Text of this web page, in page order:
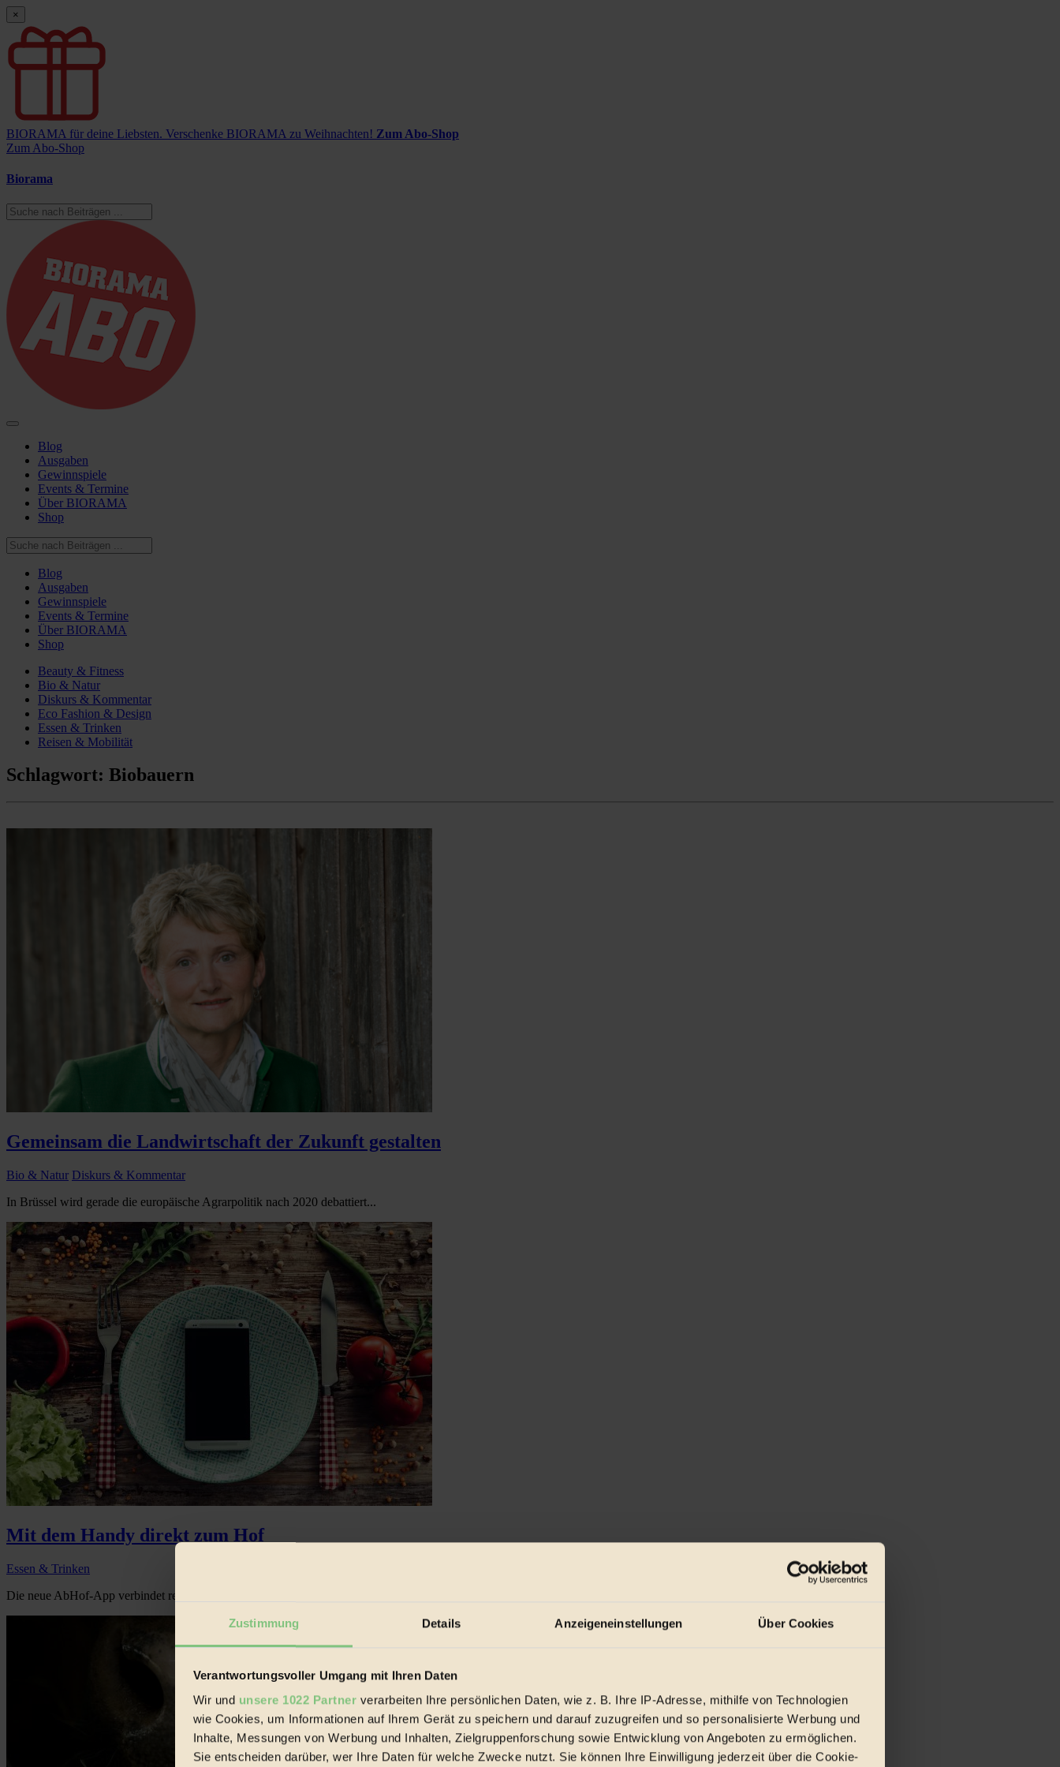
Zustimmung Details Anzeigeneinstellungen Über Cookies
Verantwortungsvoller Umgang mit Ihren Daten
Wir und unsere 1022 Partner verarbeiten Ihre persönlichen Daten, wie z. B. Ihre IP-Adresse, mithilfe von Technologien
wie Cookies, um Informationen auf Ihrem Gerät zu speichern und darauf zuzugreifen und so personalisierte Werbung und
Inhalte, Messungen von Werbung und Inhalten, Zielgruppenforschung sowie Entwicklung von Angeboten zu ermöglichen.
Sie entscheiden darüber, wer Ihre Daten für welche Zwecke nutzt. Sie können Ihre Einwilligung jederzeit über die Cookie-
×
BIORAMA für deine Liebsten. Verschenke BIORAMA zu Weihnachten! Zum Abo-Shop
Zum Abo-Shop
Biorama
Blog
Ausgaben
Gewinnspiele
Events & Termine
Über BIORAMA
Shop
Blog
Ausgaben
Gewinnspiele
Events & Termine
Über BIORAMA
Shop
Beauty & Fitness
Bio & Natur
Diskurs & Kommentar
Eco Fashion & Design
Essen & Trinken
Reisen & Mobilität
Schlagwort: Biobauern
Gemeinsam die Landwirtschaft der Zukunft gestalten
Bio & Natur Diskurs & Kommentar
In Brüssel wird gerade die europäische Agrarpolitik nach 2020 debattiert...
Mit dem Handy direkt zum Hof
Essen & Trinken
Die neue AbHof-App verbindet regionale Produzenten und eine nachhaltig denkende Community...